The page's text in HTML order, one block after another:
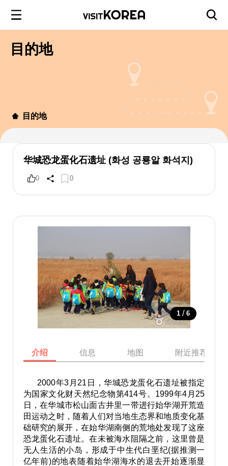
目的地
目的地
华城恐龙蛋化石遗址 (화성 공룡알 화석지)
0 0
1 / 6
介绍 信息 地图 附近推荐景点
2000年3月21日，华城恐龙蛋化石遗址被指定
为国家文化财天然纪念物第414号。1999年4月25
日，在华城市松山面古井里一带进行始华湖开荒造
田运动之时，随着人们对当地生态界和地质变化基
础研究的展开，在始华湖南侧的荒地处发现了这座
恐龙蛋化石遗址。在未被海水阻隔之前，这里曾是
无人生活的小岛，形成于中生代白垩纪(据推测一
亿年前)的地表随着始华湖海水的退去开始逐渐显